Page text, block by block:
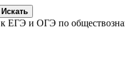
Искать
к ЕГЭ и ОГЭ по